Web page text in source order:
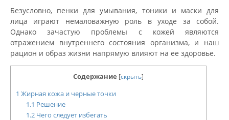
Безусловно, пенки для умывания, тоники и маски для
лица играют немаловажную роль в уходе за собой.
Однако зачастую проблемы с кожей являются
отражением внутреннего состояния организма, и наш
рацион и образ жизни напрямую влияют на ее здоровье.
Содержание [скрыть]
1 Жирная кожа и черные точки
1.1 Решение
1.2Чего следует избегать